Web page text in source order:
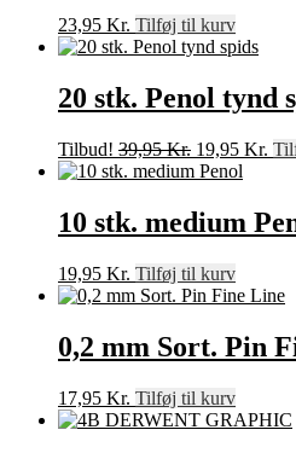
23,95 Kr. Tilføj til kurv
20 stk. Penol tynd
Tilbud! 39,95Kr. Den
oprindelige
var:
39,95 Kr..
19,95 Kr.
er:
10 stk. medium
19,95 Kr. Tilføj til kurv
0,2 mm Sort. Pin
17,95 Kr. Tilføj til kurv